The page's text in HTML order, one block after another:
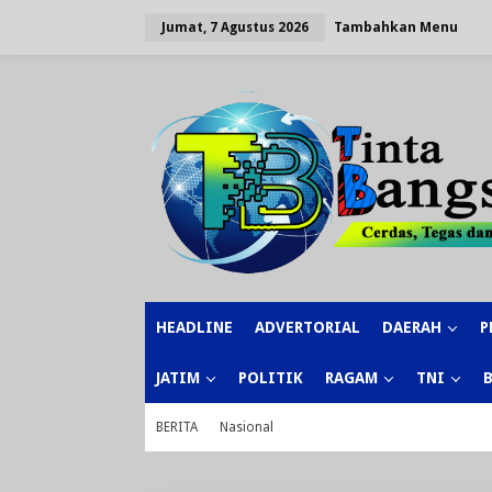
Jumat, 7 Agustus 2026 Tambahkan Menu
HEADLINE ADVERTORIAL DAERAH
JATIM POLITIK RAGAM TNI
BERITA Nasional